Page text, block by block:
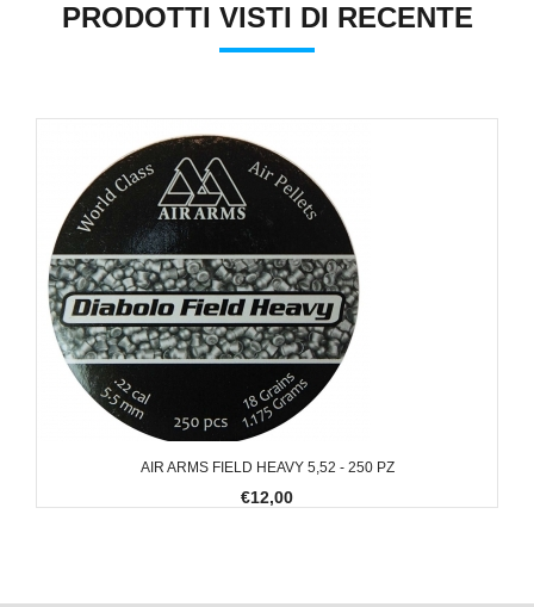
PRODOTTI VISTI DI RECENTE
AIR ARMS FIELD HEAVY 5,52 - 250 PZ
€12,00